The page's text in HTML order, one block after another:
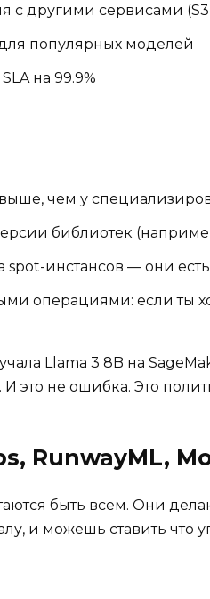
с другими сервисами
популярных моделей
на 99.9%
чем у
библиотек
инстансов — они
операциями: если ты
Llama 3 8B на
И это не ошибка. Это
RunwayML,
быть всем. Они
и можешь ставить что